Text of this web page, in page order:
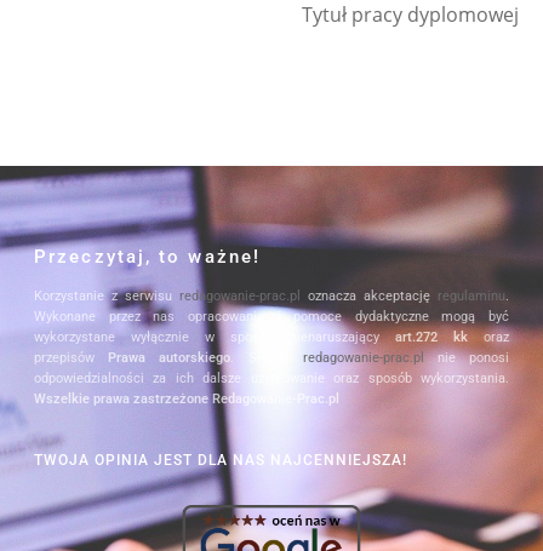
Tytuł pracy dyplomowej
Przeczytaj, to ważne!
Korzystanie z serwisu redagowanie-prac.pl oznacza akceptację regulaminu
Wykonane przez nas opracowania i pomoce dydaktyczne mogą być
wykorzystane wyłącznie w sposób nienaruszającyart.272 kkoraz
przepisów Prawa autorskiego redagowanie-prac.pl nie ponosi
odpowiedzialności za ich dalsze użytkowanie oraz sposób wykorzystania.
Wszelkie prawa zastrzeżone Redagowanie-Prac.pl
TWOJA OPINIA JEST DLA NAS NAJCENNIEJSZA!